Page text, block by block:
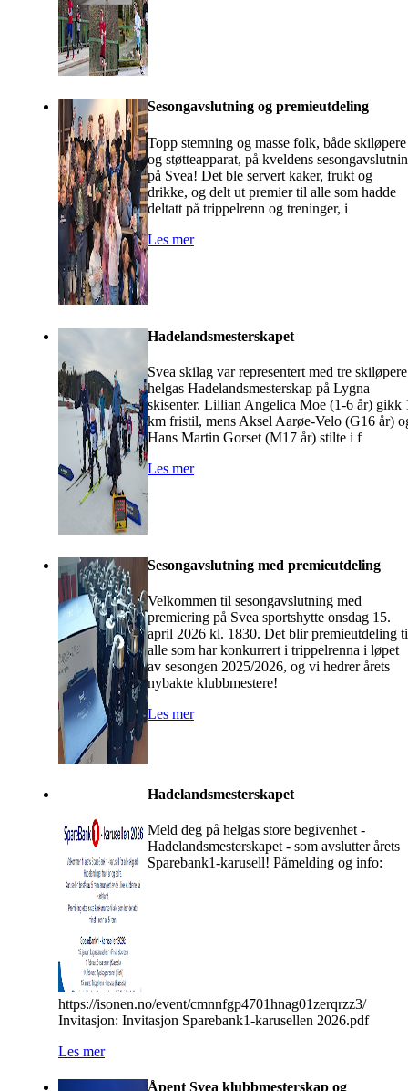
Sesongavslutning og premieutdeling
Topp stemning og masse folk, både skiløpere
og støtteapparat, på kveldens
på Svea! Det ble servert kaker, frukt og
drikke, og delt ut premier til alle som hadde
deltatt på trippelrenn og treninger, i
Les mer
Hadelandsmesterskapet
Svea skilag var representert med tre
helgas Hadelandsmesterskap på Lygna
skisenter. Lillian Angelica Moe (1-6 år) gikk
km fristil, mens Aksel Aarøe-Velo (G16 år)
Hans Martin Gorset (M17 år) stilte i f
Les mer
Sesongavslutning med premieutdeling
Velkommen til sesongavslutning med
premiering på Svea sportshytte onsdag 15.
april 2026 kl. 1830. Det blir premieutdeling
alle som har konkurrert i trippelrenna i løpet
av sesongen 2025/2026, og vi hedrer årets
nybakte klubbmestere!
Les mer
Hadelandsmesterskapet
Meld deg på helgas store begivenhet -
Hadelandsmesterskapet - som avslutter årets
Sparebank1-karusell! Påmelding og info:
https://isonen.no/event/cmnnfgp4701hnag01zerqrzz3/
Invitasjon: Invitasjon Sparebank1-karusellen 2026.pdf
Les mer
Åpent Svea klubbmesterskap og